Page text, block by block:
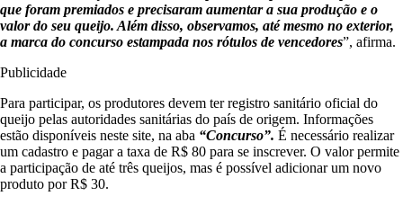
que foram premiados e precisaram aumentar a sua produção e o
valor do seu queijo. Além disso, observamos, até mesmo no exterior,
a marca do concurso estampada nos rótulos de vencedores”, afirma.
Publicidade
Para participar, os produtores devem ter registro sanitário oficial do
queijo pelas autoridades sanitárias do país de origem. Informações
estão disponíveis neste site, na aba “Concurso”. É necessário realizar
um cadastro e pagar a taxa de R$ 80 para se inscrever. O valor permite
a participação de até três queijos, mas é possível adicionar um novo
produto por R$ 30.